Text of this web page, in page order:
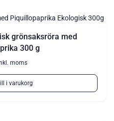
grönsaksröra med
300 g
moms
i varukorg